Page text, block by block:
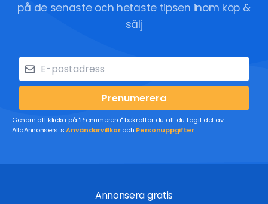
på de senaste och hetaste tipsen inom köp &
sälj
Prenumerera
Genom att klicka på "Prenumerera" bekräftar du att du tagit del av
AllaAnnonsers´sAnvändarvillkoroch Personuppgifter
Annonsera gratis